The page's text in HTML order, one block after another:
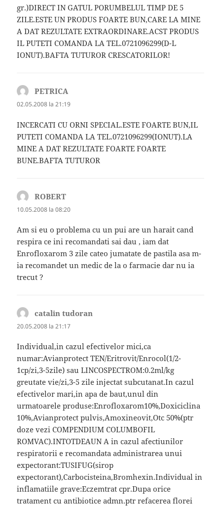
gr.)DIRECT IN GATUL PORUMBELUL TIMP DE 5
ZILE.ESTE UN PRODUS FOARTE BUN,CARE LA MINE
A DAT REZULTATE EXTRAORDINARE.ACST PRODUS
IL PUTETI COMANDA LA TEL.0721096299(D-L
IONUT).BAFTA TUTUROR CRESCATORILOR!
PETRICAspune:
02.05.2008 la 21:19
INCERCATI CU ORNI SPECIAL.ESTE FOARTE BUN,IL
PUTETI COMANDA LA TEL.0721096299(IONUT).LA
MINE A DAT REZULTATE FOARTE FOARTE
BUNE.BAFTA TUTUROR
ROBERT
10.05.2008 la 08:20
Am si eu o problema cu un pui are un harait cand
respira ce ini recomandati sai dau , iam dat
Enrofloxarom 3 zile cateo jumatate de pastila asa m-
ia recomandet un medic de la o farmacie dar nu ia
trecut ?
catalin tudoran
20.05.2008 la 21:17
Individual,in cazul efectivelor mici,ca
numar:Avianprotect TEN/Eritrovit/Enrocol(1/2-
1cp/zi,3-5zile) sau LINCOSPECTROM:0.2ml/kg
greutate vie/zi,3-5 zile injectat subcutanat.In cazul
efectivelor mari,in apa de baut,unul din
urmatoarele produse:Enrofloxarom10%,Doxiciclina
10%,Avianprotect pulvis,Amoxineovit,Otc 50%(ptr
doze vezi COMPENDIUM COLUMBOFIL
ROMVAC).INTOTDEAUN A in cazul afectiunilor
respiratorii e recomandata administrarea unui
expectorant:TUSIFUG(sirop
expectorant),Carbocisteina,Bromhexin.Individual in
inflamatiile grave:Eczemtrat cpr.Dupa orice
tratament cu antibiotice admn.ptr refacerea florei